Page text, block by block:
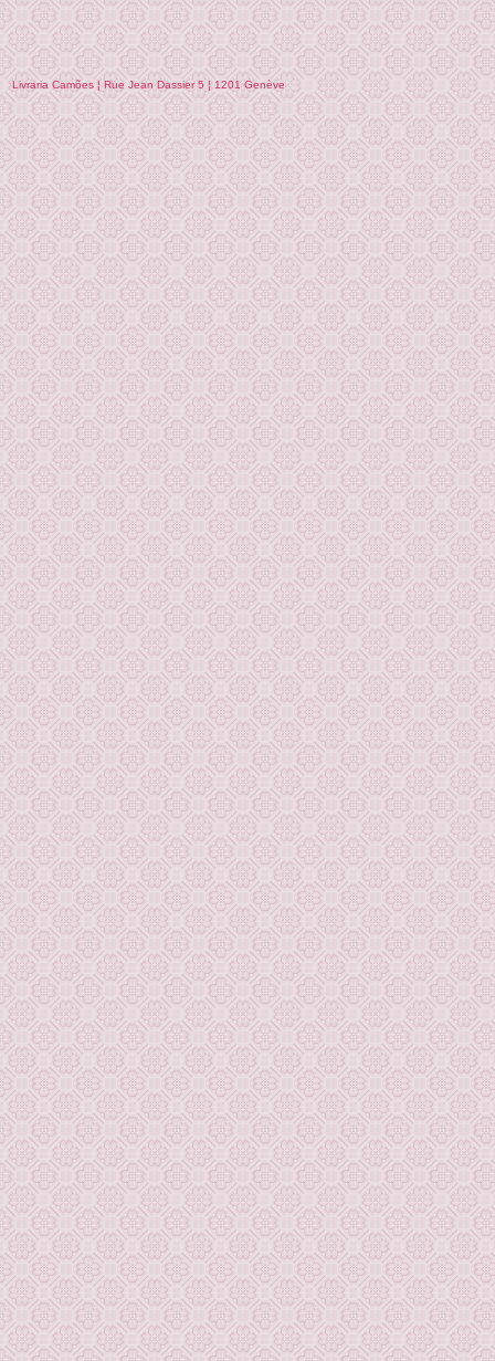
Livraria Camões ¦ Rue Jean Dassier 5 ¦ 1201 Genève